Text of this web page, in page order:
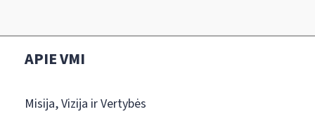
APIE VMI
Misija, Vizija ir Vertybės